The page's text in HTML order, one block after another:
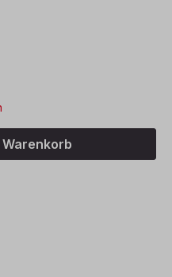
Wert
Warenkorb